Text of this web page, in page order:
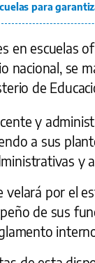
para
en escuelas
nacional, se
de
y
a sus
y
velará por el
de sus